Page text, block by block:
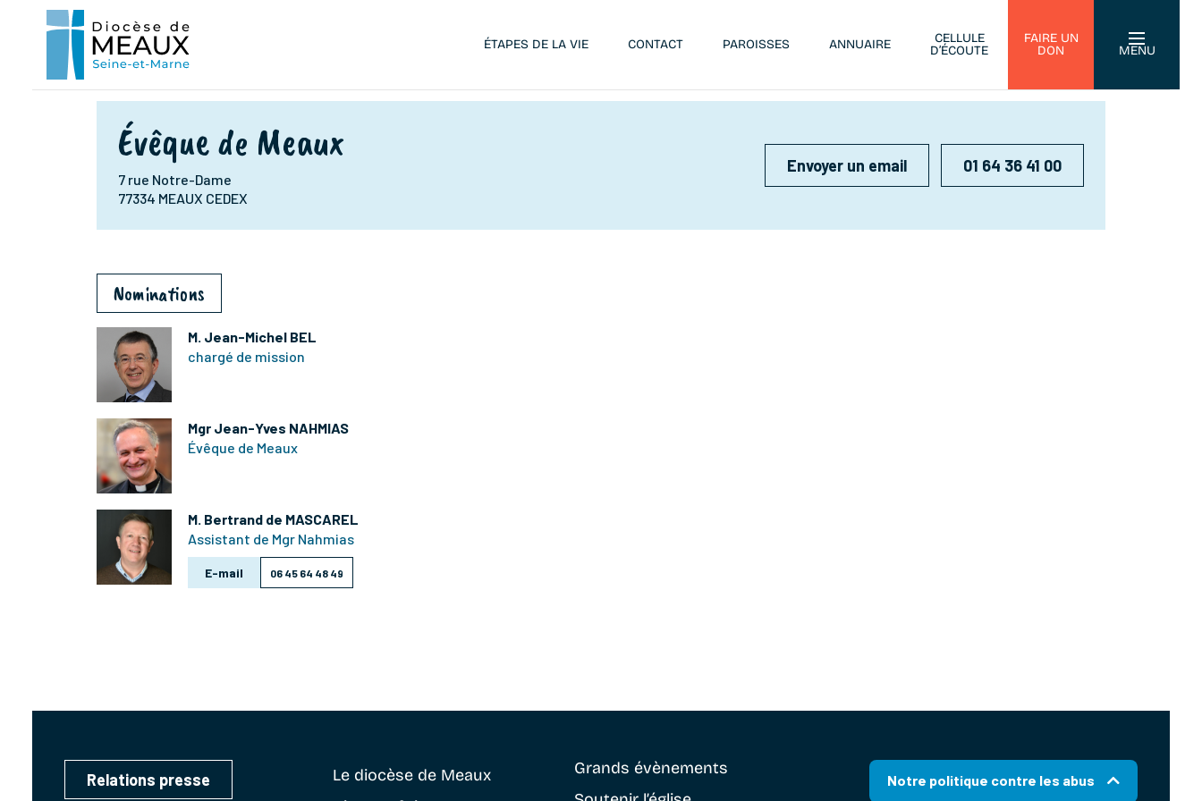
ÉTAPES DE LA VIE CONTACT PAROISSES ANNUAIRE
CELLULE
D’ÉCOUTE
FAIRE UN
DON
MENU
Évêque de Meaux
7 rue Notre-Dame
77334 MEAUX CEDEX
Envoyer un email 01 64 36 41 00
Nominations
M. Jean-Michel BEL
chargé de mission
Mgr Jean-Yves NAHMIAS
Évêque de Meaux
M. Bertrand de MASCAREL
Assistant de Mgr Nahmias
E-mail 06 45 64 48 49
Relations presse Le diocèse de Meaux
Grands évènements
Notre politique contre les abus